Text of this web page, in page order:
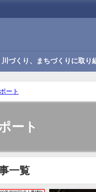
川づくり、まちづくりに取り
ート
ート
一覧